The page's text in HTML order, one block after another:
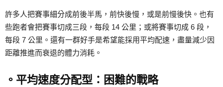
許多人把賽事細分成前後半馬，前快後慢，或是前慢後快。也有
些跑者會把賽事切成三段，每段 14 公里；或將賽事切成 6 段，
每段 7 公里。還有一群好手是希望能採用平均配速，盡量減少因
距離推進而衰退的體力消耗。
。平均速度分配型：困難的戰略